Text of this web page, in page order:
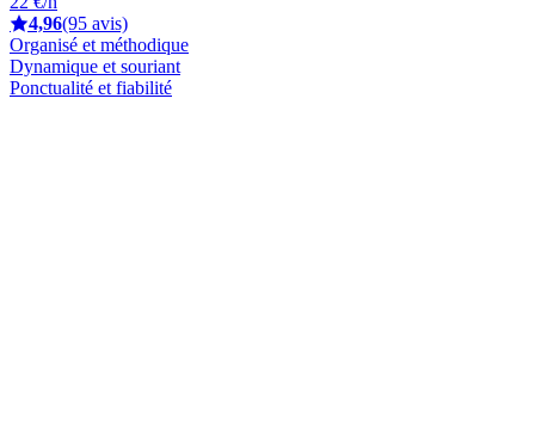
4,96(95 avis)
Organisé et méthodique
Dynamique et souriant
Ponctualité et fiabilité